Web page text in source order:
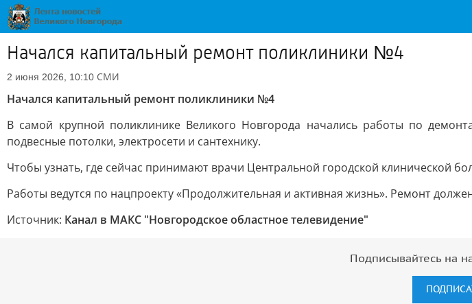
Начался капитальный ремонт поликлиники №4
2 июня 2026, 10:10 СМИ
Начался капитальный ремонт поликлиники №4
В самой крупной поликлинике Великого Новгорода начались работы по
подвесные потолки, электросети и сантехнику.
Чтобы узнать, где сейчас принимают врачи Центральной городской клинической
Работы ведутся по нацпроекту «Продолжительная и активная жизнь». Ремонт
Источник: Канал в МАКС "Новгородское областное телевидение"
Подписывайтесь на